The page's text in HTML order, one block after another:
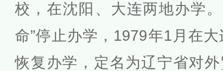
校，在沈阳、大连两地办学
命”停止办学，1979年1月在
恢复办学，定名为辽宁省对